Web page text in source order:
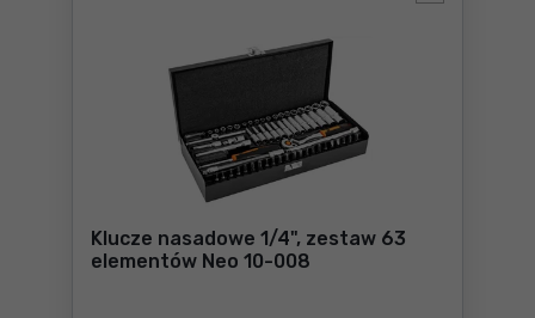
Klucze nasadowe 1/4", zestaw 63
elementów Neo 10-008